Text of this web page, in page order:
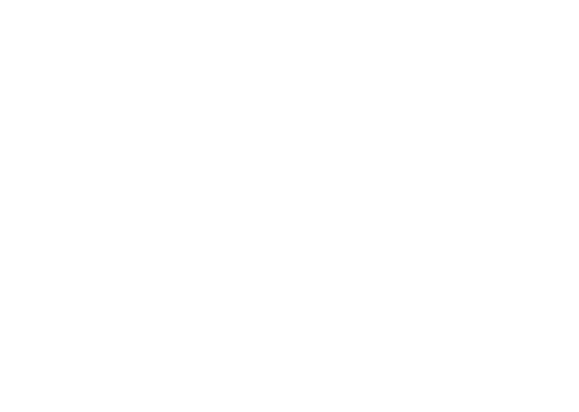
agencias de la Organización de Naciones Unidas o de gobiernos
Estas agencia cuentan con equipos de trabajo heterogéneos,